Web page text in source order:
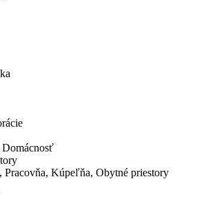
Pracovňa, Kúpeľňa, Obytné priestory